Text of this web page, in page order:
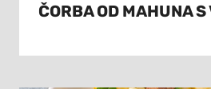
ČORBA OD MAHUNA